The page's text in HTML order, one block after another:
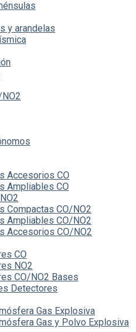
y arandelas
Accesorios CO
Ampliables CO
Compactas CO/NO2
Ampliables CO/NO2
Accesorios CO/NO2
CO
NO2
CO/NO2 Bases
Detectores
Gas Explosiva
Gas y Polvo Explosiva